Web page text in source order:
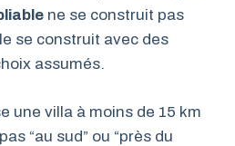
ne se construit pas
se construit avec des
assumés.
une villa à moins de 15 km
“au sud” ou “près du